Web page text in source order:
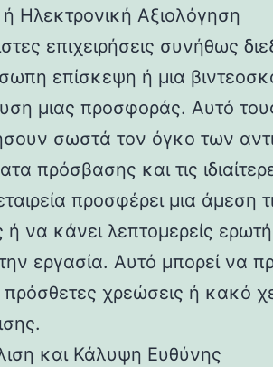
ή Ηλεκτρονική Αξιολόγηση
επιχειρήσεις συνήθως
επίσκεψη ή μια
μιας προσφοράς. Αυτό
σωστά τον όγκο των
πρόσβασης και τις
προσφέρει μια άμεση
ή να κάνει λεπτομερείς
εργασία. Αυτό μπορεί να
πρόσθετες χρεώσεις ή κακό
και Κάλυψη Ευθύνης